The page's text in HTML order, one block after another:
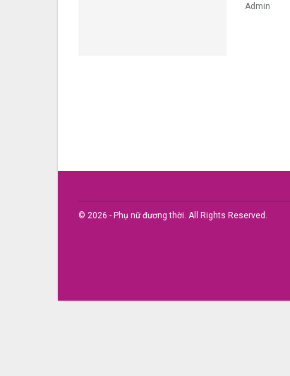
Admin
© 2026 - Phụ nữ đương thời. All Rights Reserved.